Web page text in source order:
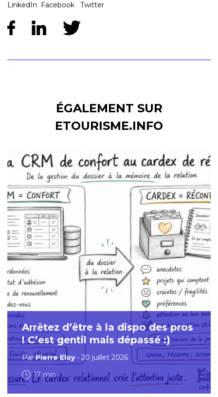
LinkedIn Facebook Twitter
ÉGALEMENT SUR
ETOURISME.INFO
Arrêtez d’être à la dispo des pros
! C’est gentil mais dépassé :)
ParPierre Eloy- 20 juillet 2026
17 min